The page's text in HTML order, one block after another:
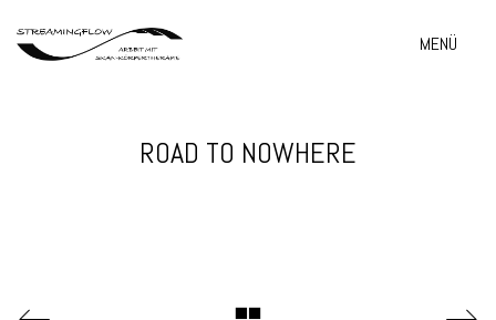
MENÜ
ROAD TO NOWHERE